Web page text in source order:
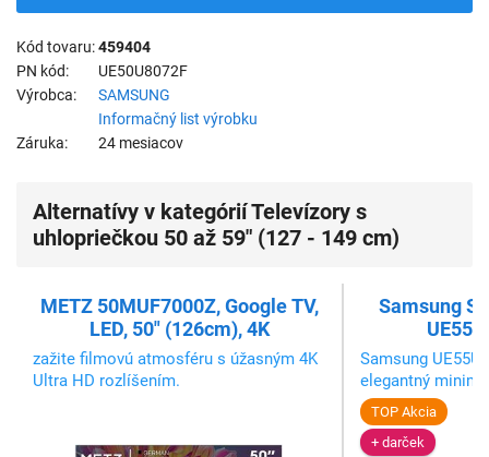
Kód tovaru 459404
PN kód
UE50U8072F
Výrobca
SAMSUNG
Informačný list výrobku
Záruka
24 mesiacov
Alternatívy v kategórií Televízory s
uhlopriečkou 50 až 59" (127 - 149 cm)
METZ 50MUF7000Z, Google TV,
LED, 50" (126cm), 4K
zažite filmovú atmosféru s úžasným 4K
Ultra HD rozlíšením.
Samsung
Samsung
elegantný
s technológiou
vďaka čomu
detaily, bohaté
TOP Akcia
+ darček